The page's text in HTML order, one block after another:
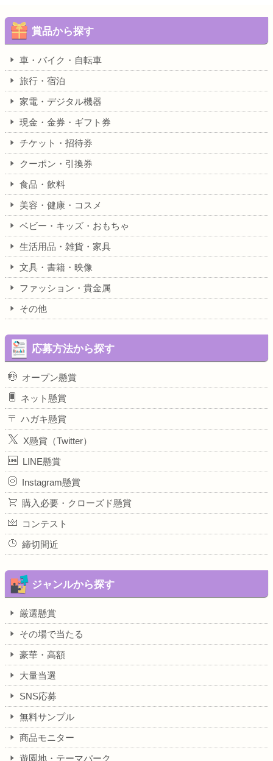
賞品から探す
車・バイク・自転車
旅行・宿泊
家電・デジタル機器
現金・金券・ギフト券
チケット・招待券
クーポン・引換券
食品・飲料
美容・健康・コスメ
ベビー・キッズ・おもちゃ
生活用品・雑貨・家具
文具・書籍・映像
ファッション・貴金属
その他
応募方法から探す
オープン懸賞
ネット懸賞
ハガキ懸賞
X懸賞（Twitter）
LINE懸賞
Instagram懸賞
購入必要・クローズド懸賞
コンテスト
締切間近
ジャンルから探す
厳選懸賞
その場で当たる
豪華・高額
大量当選
SNS応募
無料サンプル
商品モニター
遊園地・テーマパーク